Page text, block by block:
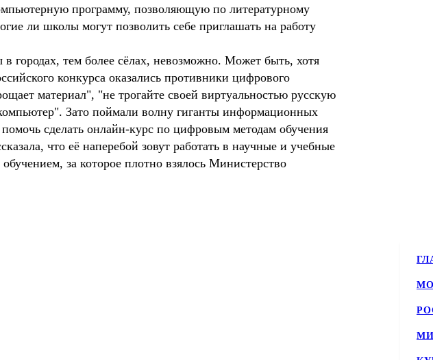
программу, позволяющую по литературному
ли школы могут позволить себе приглашать на работу
городах, тем более сёлах, невозможно. Может быть, хотя
конкурса оказались противники цифрового
материал", "не трогайте своей виртуальностью русскую
Зато поймали волну гиганты информационных
сделать онлайн-курс по цифровым методам обучения
что её наперебой зовут работать в научные и учебные
за которое плотно взялось Министерство